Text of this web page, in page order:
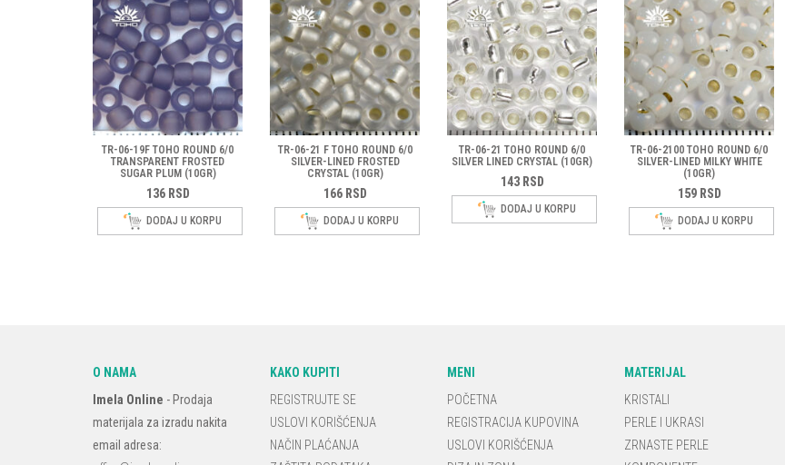
TR-06-19F TOHO ROUND 6/0
TRANSPARENT FROSTED
SUGAR PLUM (10GR)
136 RSD
DODAJ U KORPU
TR-06-21 F TOHO ROUND 6/0
SILVER-LINED FROSTED
CRYSTAL (10GR)
166 RSD
DODAJ U KORPU
TR-06-21 TOHO ROUND 6/0
SILVER LINED CRYSTAL (10GR)
143 RSD
DODAJ U KORPU
TR-06-2100 TOHO ROUND 6/0
SILVER-LINED MILKY WHITE
(10GR)
159 RSD
DODAJ U KORPU
O NAMA
Imela Online - Prodaja
materijala za izradu nakita
email adresa:
KAKO KUPITI
REGISTRUJTE SE
USLOVI KORIŠĆENJA
NAČIN PLAĆANJA
MENI
POČETNA
REGISTRACIJA KUPOVINA
USLOVI KORIŠĆENJA
MATERIJAL
KRISTALI
PERLE I UKRASI
ZRNASTE PERLE